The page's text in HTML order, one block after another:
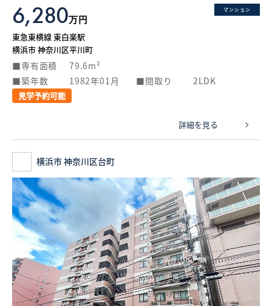
マンション
6,280万円
東急東横線 東白楽駅
横浜市 神奈川区平川町
専有面積
79.6m²
築年数
1982年01月 間取り 2LDK
見学予約可能
詳細を見る
横浜市 神奈川区台町